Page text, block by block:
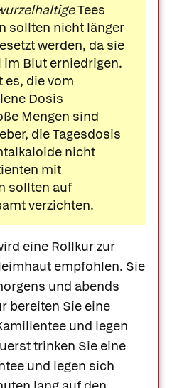
Tees
sollten nicht länger
werden, da sie
Blut erniedrigen.
die vom
Dosis
Mengen sind
die Tagesdosis
nicht
mit
sollten auf
verzichten.
eine Rollkur zur
empfohlen. Sie
und abends
bereiten Sie eine
und legen
trinken Sie eine
und legen sich